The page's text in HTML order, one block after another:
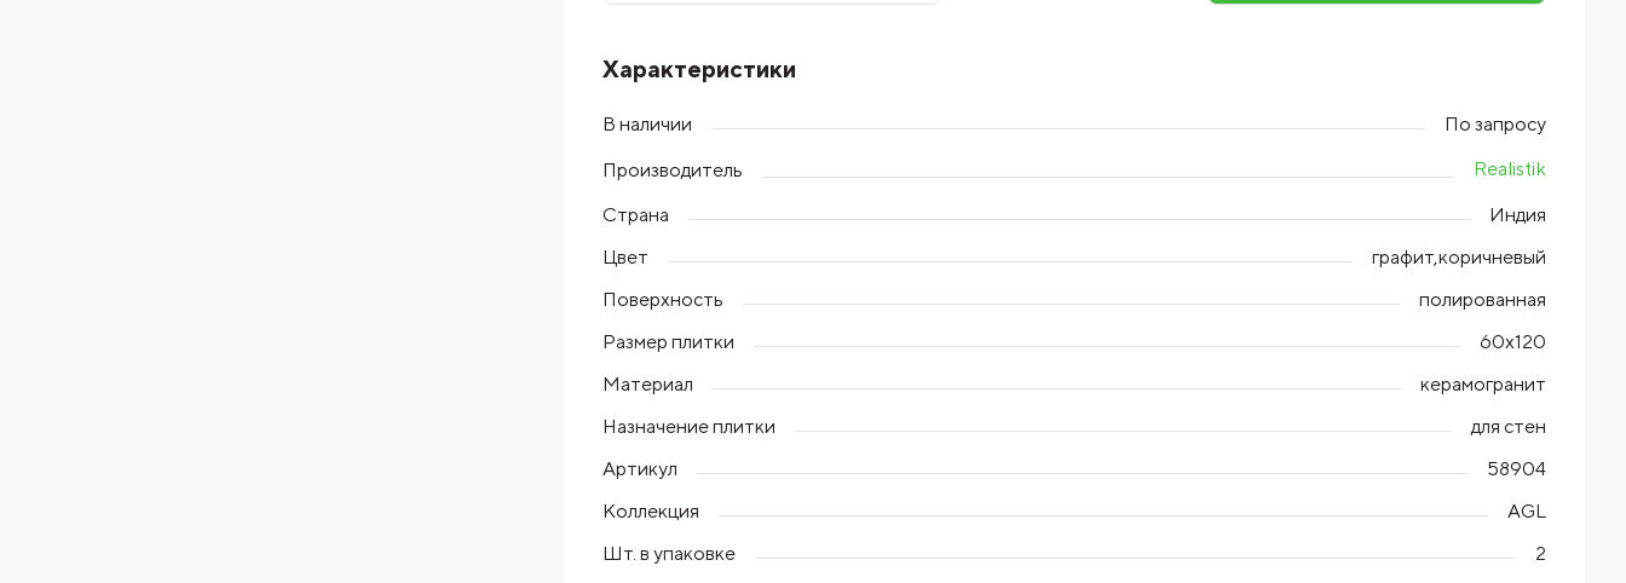
Характеристики
В наличии
По запросу
Производитель
Realistik
Страна
Индия
Цвет
графит,коричневый
Поверхность
полированная
Размер плитки
60х120
Материал
керамогранит
Назначение плитки
для стен
Артикул
58904
Коллекция
AGL
Шт. в упаковке
2